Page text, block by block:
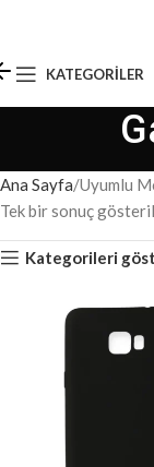
KATEGORILER
Ana Sayfa Uyumlu
Tek bir sonuç
Kategorileri